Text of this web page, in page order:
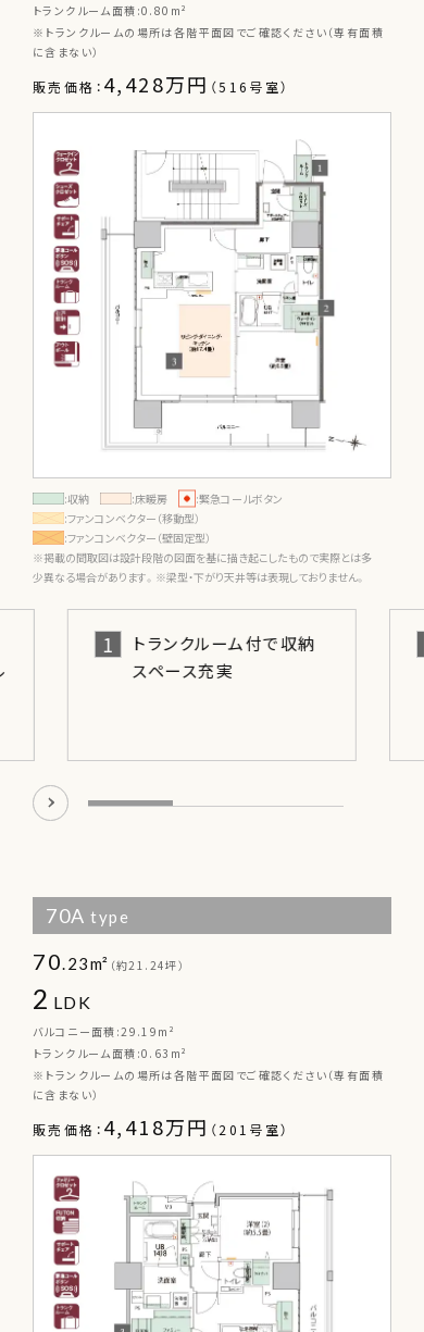
トランクルーム面積:0.80m²
※トランクルームの場所は各階平面図でご確認ください（専有面積
に含まない）
販売価格： 4,428万円 （516号室）
:収納 :床暖房
:緊急コールボタン
:ファンコンベクター（移動型）
:ファンコンベクター（壁固定型）
※掲載の間取図は設計段階の図面を基に描き起こしたもので実際とは多
少異なる場合があります。※梁型・下がり天井等は表現しておりません。
1
トランクルーム付で収納
スペース充実
70A type
70.23m² （約21.24坪）
2 LDK
バルコニー面積:29.19m²
トランクルーム面積:0.63m²
※トランクルームの場所は各階平面図でご確認ください（専有面積
に含まない）
販売価格： 4,418万円 （201号室）